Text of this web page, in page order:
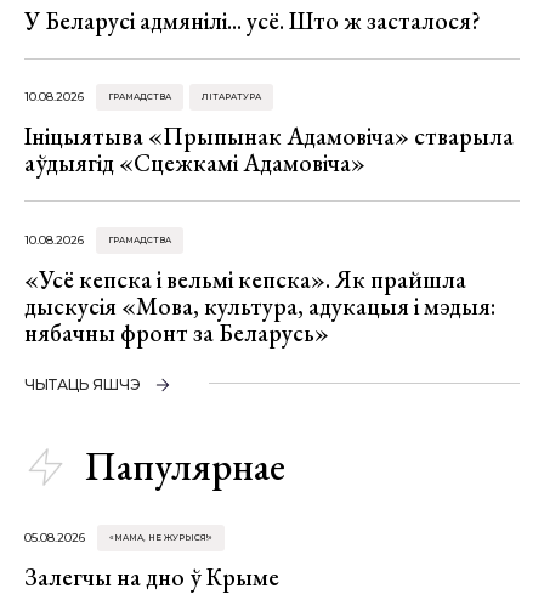
У Беларусі адмянілі... усё. Што ж засталося?
10.08.2026 ГРАМАДСТВА ЛІТАРАТУРА
Ініцыятыва «Прыпынак Адамовіча» стварыла
аўдыягід «Сцежкамі Адамовіча»
10.08.2026 ГРАМАДСТВА
«Усё кепска і вельмі кепска». Як прайшла
дыскусія «Мова, культура, адукацыя і мэдыя:
нябачны фронт за Беларусь»
ЧЫТАЦЬ ЯШЧЭ
Папулярнае
05.08.2026 «МАМА, НЕ ЖУРЫСЯ!»
Залегчы на дно ў Крыме